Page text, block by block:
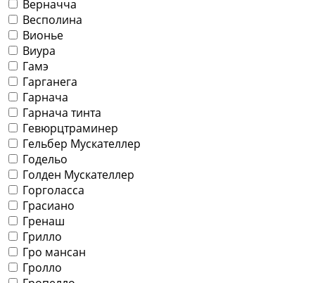
Верначча
Весполина
Вионье
Виура
Гамэ
Гарганега
Гарнача
Гарнача тинта
Гевюрцтраминер
Гельбер Мускателлер
Годельо
Голден Мускателлер
Горголасса
Грасиано
Гренаш
Грилло
Гро мансан
Гролло